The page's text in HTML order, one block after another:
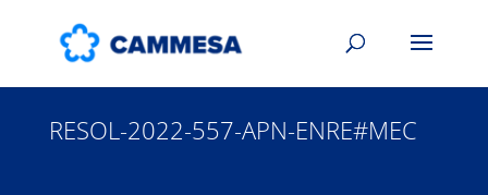
RESOL-2022-557-APN-ENRE#MEC